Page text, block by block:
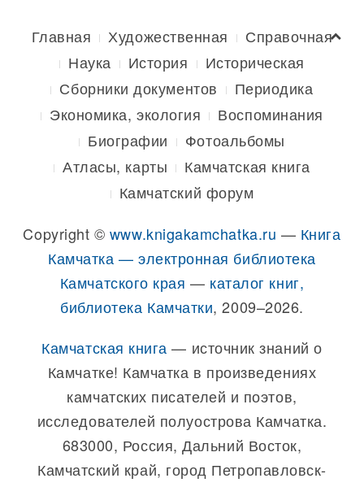
Главная Художественная
Справочная
Наука
История
Историческая
Сборники документов
Периодика
Экономика, экология
Воспоминания
Биографии
Фотоальбомы
Атласы, карты
Камчатская книга
Камчатский форум
Copyright © www.knigakamchatka.ru — Книга
Камчатка — электронная библиотека
Камчатского края — каталог книг,
библиотека Камчатки, 2009–2026.
Камчатская книга — источник знаний о
Камчатке! Камчатка в произведениях
камчатских писателей и поэтов,
исследователей полуострова Камчатка.
683000, Россия, Дальний Восток,
Камчатский край, город Петропавловск-